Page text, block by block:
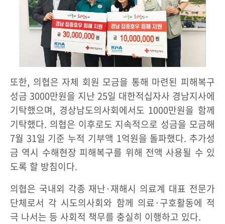
또한, 의협은 자체 회원 모금을 통해 마련된 피해복구
성금 3000만원을 지난 25일 대한적십자사 경남지사에
기탁했으며, 경상남도의사회에서도 1000만원을 함께
기탁했다. 의협은 이후로도 지속적으로 성금을 모금해
7월 31일 기준 누적 기부액 1억원을 돌파했다. 추가성
금 역시 수해현장 피해복구를 위해 전액 사용될 수 있
도록 할 방침이다.
의협은 국내외 각종 재난·재해시 의료계 대표 전문가
단체로서 각 시도의사회와 함께 의료·구호활동에 적
극 나서는 등 사회적 책무를 충실히 이행하고 있다.